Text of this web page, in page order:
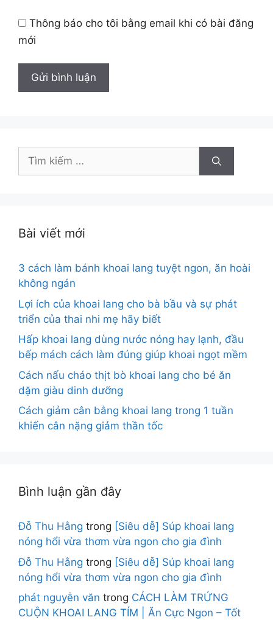
Thông báo cho tôi bằng email khi có bài đăng
mới
Tìm
Bài viết mới
3 cách làm bánh khoai lang tuyệt ngon, ăn hoài
không ngán
Lợi ích của khoai lang cho bà bầu và sự phát
triển của thai nhi mẹ hãy biết
Hấp khoai lang dùng nước nóng hay lạnh, đầu
bếp mách cách làm đúng giúp khoai ngọt mềm
Cách nấu cháo thịt bò khoai lang cho bé ăn
dặm giàu dinh dưỡng
Cách giảm cân bằng khoai lang trong 1 tuần
khiến cân nặng giảm thần tốc
Bình luận gần đây
Đỗ Thu Hằng trong [Siêu dễ] Súp khoai lang
nóng hổi vừa thơm vừa ngon cho gia đình
Đỗ Thu Hằng trong [Siêu dễ] Súp khoai lang
nóng hổi vừa thơm vừa ngon cho gia đình
phát nguyễn văn trong CÁCH LÀM TRỨNG
CUỘN KHOAI LANG TÍM | Ăn Cực Ngon – Tốt